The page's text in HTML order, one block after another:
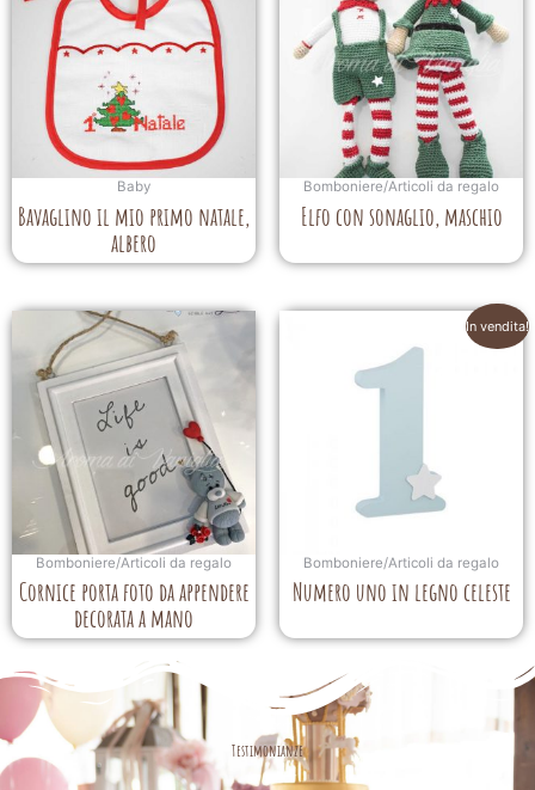
Baby
Bavaglino il mio primo natale,
albero
Bomboniere/Articoli da regalo
Elfo con sonaglio, maschio
Bomboniere/Articoli da regalo
Cornice porta foto da appendere
decorata a mano
In vendita!
Bomboniere/Articoli da regalo
Numero uno in legno celeste
Testimonianze